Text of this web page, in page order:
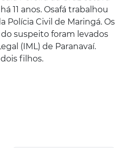
11 anos. Osafá trabalhou
Polícia Civil de Maringá. Os
suspeito foram levados
(IML) de Paranavaí.
filhos.